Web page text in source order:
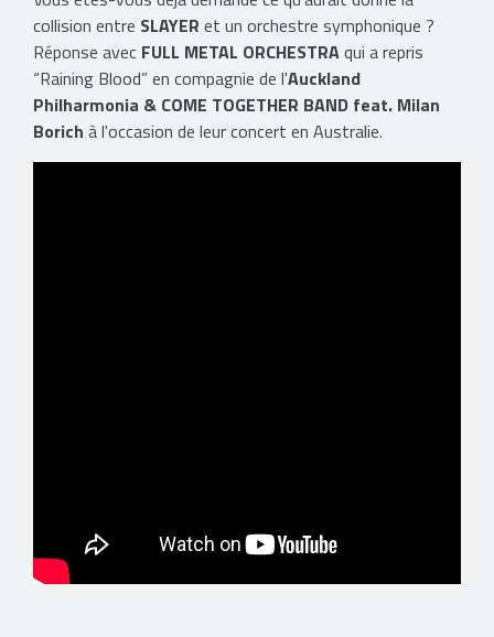
collision entre SLAYER et un orchestre symphonique ?
Réponse avec FULL METAL ORCHESTRAqui a repris
“Raining Blood” en compagnie de l'Auckland
Philharmonia & COME TOGETHER BAND feat. Milan
Borich à l'occasion de leur concert en Australie.